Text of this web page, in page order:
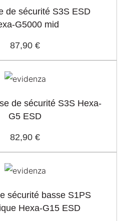
de sécurité S3S ESD
G5000 mid
87,90 €
de sécurité S3S Hexa-
G5 ESD
82,90 €
sécurité basse S1PS
Hexa-G15 ESD